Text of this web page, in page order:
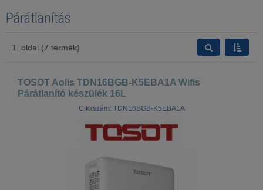
Párátlanítás
1. oldal (7 termék)
TOSOT Aolis TDN16BGB-K5EBA1A Wifis
Párátlanító készülék 16L
Cikkszám: TDN16BGB-K5EBA1A